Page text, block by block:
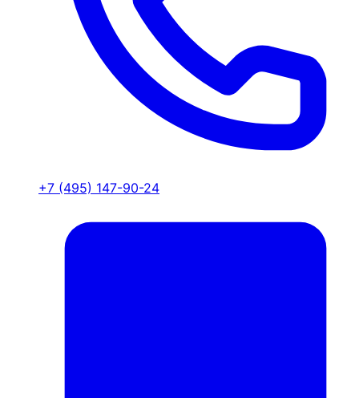
+7 (495) 147-90-24